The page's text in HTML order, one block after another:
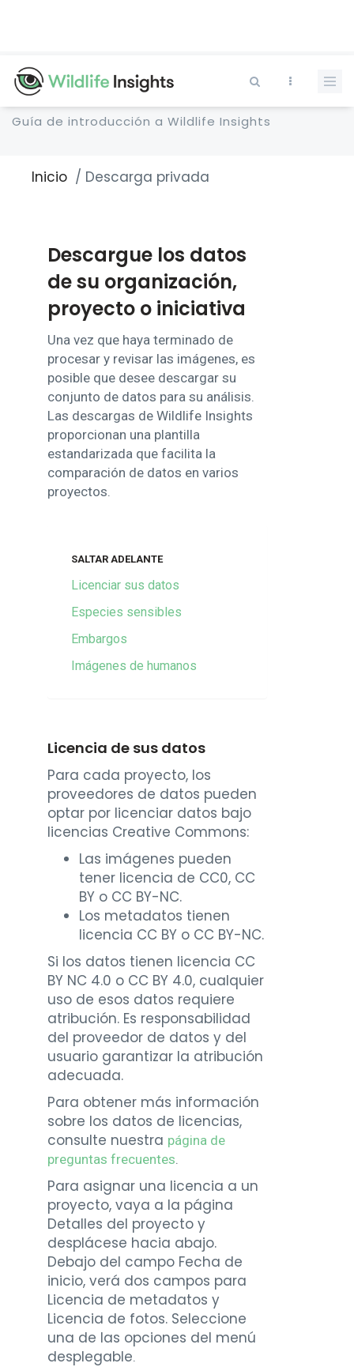
principal
Guía de introducción a Wildlife Insights
Sobrescribir
navegación
Inicio Descarga privada
Descargue los datos
de su organización,
proyecto o iniciativa
Una vez que haya terminado de
procesar y revisar las imágenes, es
posible que desee descargar su
conjunto de datos para su análisis.
Las descargas de Wildlife Insights
proporcionan una plantilla
estandarizada que facilita la
comparación de datos en varios
proyectos.
SALTAR ADELANTE
Licenciar sus datos
Especies sensibles
Embargos
Imágenes de humanos
Licencia de sus datos
Para cada proyecto, los
proveedores de datos pueden
optar por licenciar datos bajo
licencias Creative Commons:
Las imágenes pueden
tener licencia de CC0, CC
BY o CC BY-NC.
Los metadatos tienen
licencia CC BY o CC BY-NC.
Si los datos tienen licencia CC
BY NC 4.0 o CC BY 4.0, cualquier
uso de esos datos requiere
atribución. Es responsabilidad
del proveedor de datos y del
usuario garantizar la atribución
adecuada.
Para obtener más información
sobre los datos de licencias,
consulte nuestra página de
preguntas frecuentes.
Para asignar una licencia a un
proyecto, vaya a la página
Detalles del proyecto y
desplácese hacia abajo.
Debajo del campo Fecha de
inicio, verá dos campos para
Licencia de metadatos y
Licencia de fotos. Seleccione
una de las opciones del menú
desplegable.